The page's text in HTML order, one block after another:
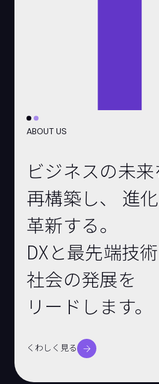
ABOUT US
ビジネスの未来
再構築し、 進
革新する。
DXと最先端技術
社会の発展を
リードします。
くわしく見る